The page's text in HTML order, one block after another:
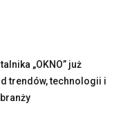
„OKNO” już
trendów, technologii i